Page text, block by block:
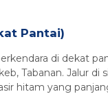
Pantai)
di dekat
Tabanan. Jalur
hitam yang